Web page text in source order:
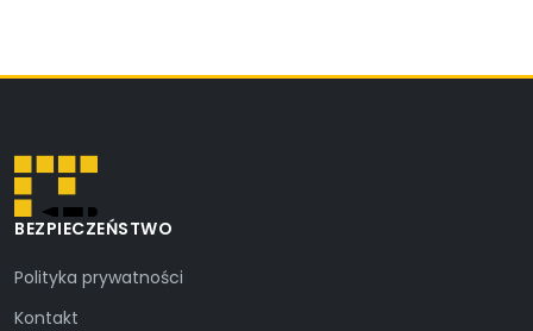
BEZPIECZEŃSTWO
Polityka prywatności
Kontakt